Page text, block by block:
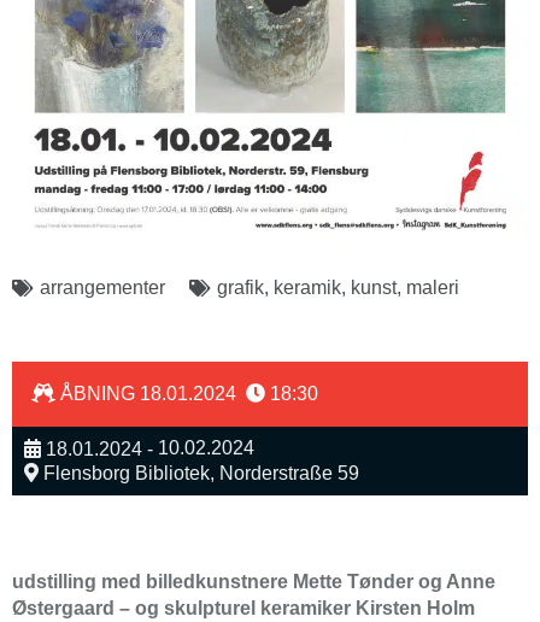
arrangementer grafik, keramik, kunst, maleri
ÅBNING 18.01.2024 18:30
18.01.2024 - 10.02.2024
Flensborg Bibliotek, Norderstraße 59
udstilling med billedkunstnere Mette Tønder og Anne
Østergaard – og skulpturel keramiker Kirsten Holm